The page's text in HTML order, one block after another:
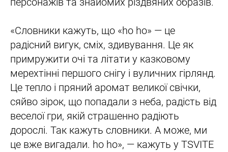
«Словники кажуть, що «ho ho» — це
радісний вигук, сміх, здивування. Це як
примружити очі та літати у казковому
мерехтінні першого снігу і вуличних гірлянд.
Це тепло і пряний аромат великої свічки,
сяйво зірок, що попадали з неба, радість від
веселої гри, якій страшенно радіють
дорослі. Так кажуть словники. А може, ми
це вже вигадали. ho ho», — кажуть у TSVITE